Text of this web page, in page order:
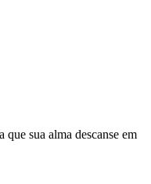
que sua alma descanse em